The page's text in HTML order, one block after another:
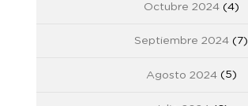
Octubre 2024(4)
Septiembre 2024 (7)
Agosto 2024(5)